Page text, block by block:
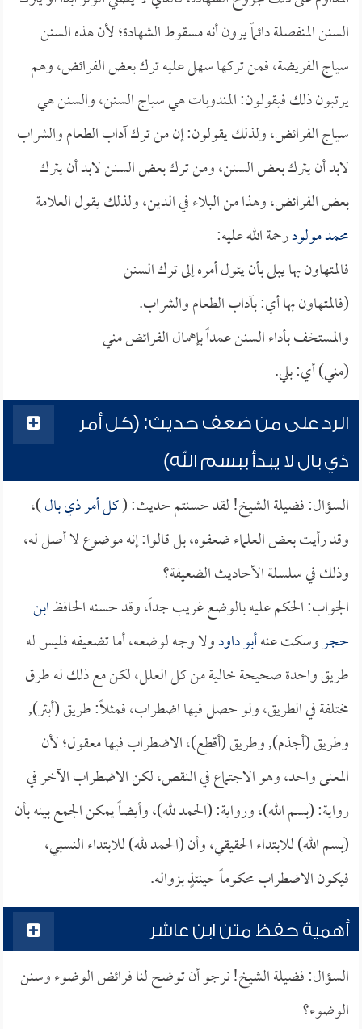
السنن المنفصلة دائماً يرون أنه مسقوط الشهادة؛ لأن هذه السنن
سياج الفريضة، فمن تركها سهل عليه ترك بعض الفرائض، وهم
يرتبون ذلك فيقولون: المندوبات هي سياج السنن، والسنن هي
سياج الفرائض، ولذلك يقولون: إن من ترك آداب الطعام والشراب
لابد أن يترك بعض السنن، ومن ترك بعض السنن لابد أن يترك
بعض الفرائض، وهذا من البلاء في الدين، ولذلك يقول العلامة
محمد مولودرحمة الله عليه:
فالمتهاون بها يبلى بأن يئول أمره إلى ترك السنن
(فالمتهاون بها أي: بآداب الطعام والشراب.
والمستخف بأداء السنن عمداً بإهمال الفرائض مني
(مني) أي: بلي.
الرد على من ضعف حديث: (كل أمر
ذي بال لا يبدأ ببسم الله)
السؤال: فضيلة الشيخ! لقد حسنتم حديث: (كل أمر ذي بال)،
وقد رأيت بعض العلماء ضعفوه، بل قالوا: إنه موضوع لا أصل له،
وذلك في سلسلة الأحاديث الضعيفة؟
الجواب: الحكم عليه بالوضع غريب جداً، وقد حسنه الحافظابن
حجروسكت عنهأبو داودولا وجه لوضعه، أما تضعيفه فليس له
طريق واحدة صحيحة خالية من كل العلل، لكن مع ذلك له طرق
مختلفة في الطريق، ولو حصل فيها اضطراب، فمثلاً: طريق (أبتر),
وطريق (أجذم), وطريق (أقطع)، الاضطراب فيها معقول؛ لأن
المعنى واحد، وهو الاجتماع في النقص، لكن الاضطراب الآخر في
رواية: (بسم الله)، ورواية: (الحمد لله)، وأيضاً يمكن الجمع بينه بأن
(بسم الله) للابتداء الحقيقي، وأن (الحمد لله) للابتداء النسبي،
فيكون الاضطراب محكوماً حينئذٍ بزواله.
أهمية حفظ متن ابن عاشر
السؤال: فضيلة الشيخ! نرجو أن توضح لنا فرائض الوضوء وسنن
الوضوء؟